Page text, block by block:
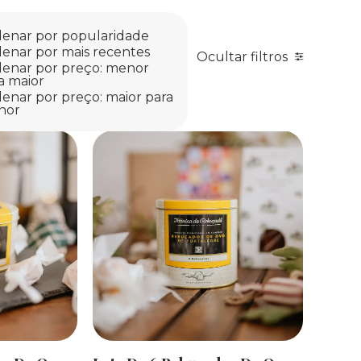
Ocultar filtros
por popularidade
por mais recentes
por preço: menor
maior
por preço: maior para
ADICIONAR